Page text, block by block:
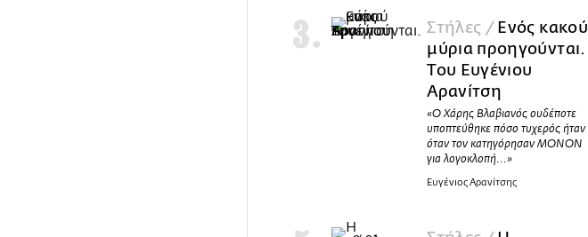
Στήλες / Ενός κακού
μύρια προηγούνται.
Του Ευγένιου
Αρανίτση
«O Χάρης Βλαβιανός ουδέποτε
υποπτεύθηκε πόσο τυχερός ήταν
όταν τον κατηγόρησαν ΜΟΝΟΝ
για λογοκλοπή...»
Ευγένιος Αρανίτσης